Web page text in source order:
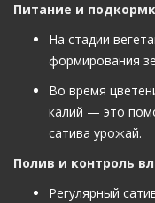
Питание и
На стадии
формирования
Во время
калий — это
сатива урожай.
Полив и контроль
Регулярный